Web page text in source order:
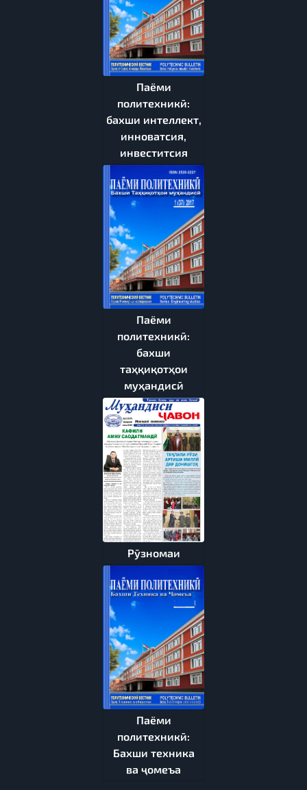
Паёми
политехникӣ:
бахши интеллект,
инноватсия,
инвеститсия
Паёми
политехникӣ:
бахши
таҳқиқотҳои
муҳандисӣ
Рӯзномаи
Паёми
политехникӣ:
Бахши техника
ва ҷомеъа